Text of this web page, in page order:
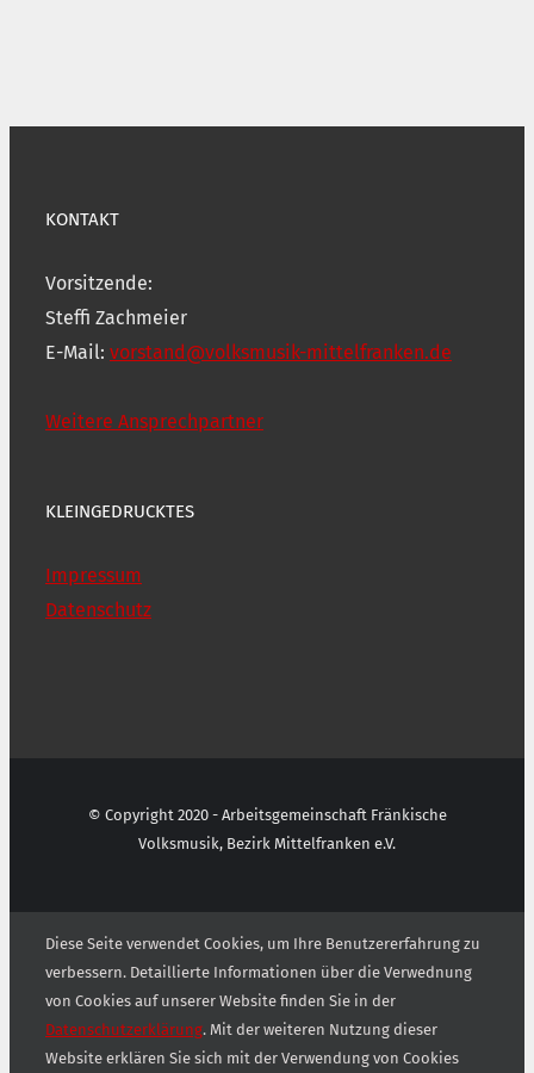
KONTAKT
Vorsitzende:
Steffi Zachmeier
E-Mail: vorstand@volksmusik-mittelfranken.de
Weitere Ansprechpartner
KLEINGEDRUCKTES
Impressum
Datenschutz
© Copyright 2020 - Arbeitsgemeinschaft Fränkische
Volksmusik, Bezirk Mittelfranken e.V.
Diese Seite verwendet Cookies, um Ihre Benutzererfahrung zu
verbessern. Detaillierte Informationen über die Verwednung
von Cookies auf unserer Website finden Sie in der
Datenschutzerklärung. Mit der weiteren Nutzung dieser
Website erklären Sie sich mit der Verwendung von Cookies